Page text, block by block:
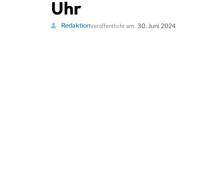
Uhr
RedaktionVeröffentlicht am 30. Juni 2024